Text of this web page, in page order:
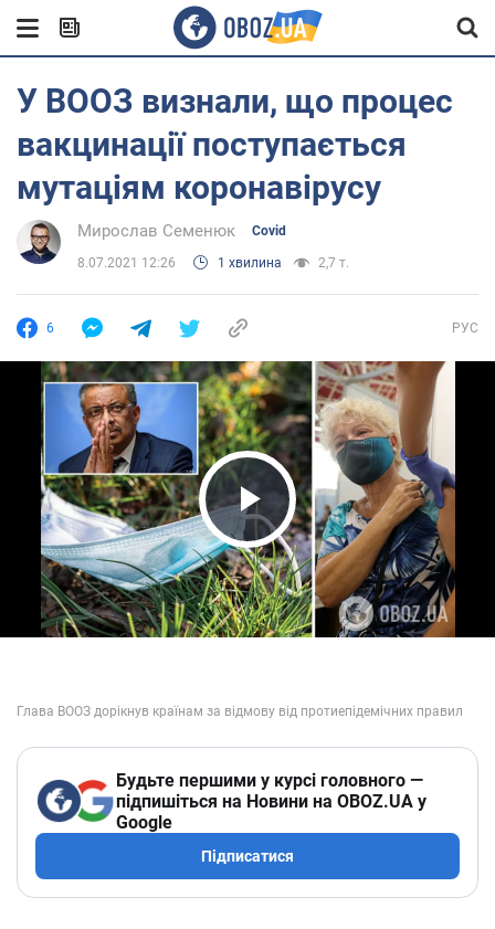
У ВООЗ визнали, що процес
вакцинації поступається
мутаціям коронавірусу
Мирослав Семенюк Covid
8.07.2021 12:26 1 хвилина 2,7 т.
6 РУС
Play Video
Будьте першими у курсі головного —
підпишіться на Новини на OBOZ.UA у
Google
Підписатися